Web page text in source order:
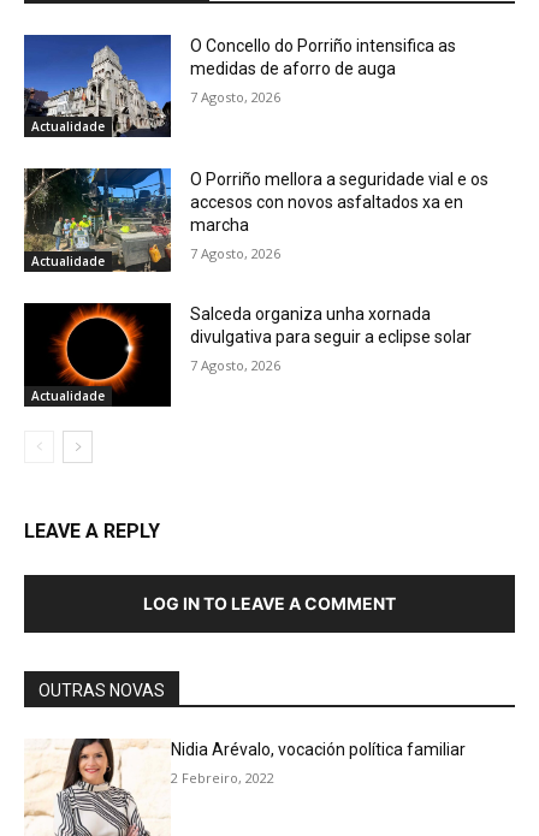
Actualidade
O Concello do Porriño intensifica as
medidas de aforro de auga
7 Agosto, 2026
Actualidade
O Porriño mellora a seguridade vial e os
accesos con novos asfaltados xa en
marcha
7 Agosto, 2026
Actualidade
Salceda organiza unha xornada
divulgativa para seguir a eclipse solar
7 Agosto, 2026
LEAVE A REPLY
LOG IN TO LEAVE A COMMENT
OUTRAS NOVAS
Nidia Arévalo, vocación política familiar
2 Febreiro, 2022